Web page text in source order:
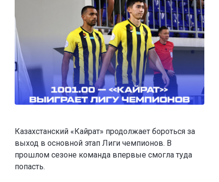
Казахстанский «Кайрат» продолжает бороться за
выход в основной этап Лиги чемпионов. В
прошлом сезоне команда впервые смогла туда
попасть.